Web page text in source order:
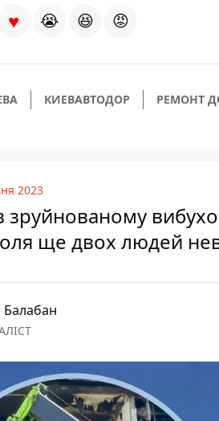
♥ 😭 😆 😡
КИЕВАВТОДОР РЕМОНТ
2023
зруйнованому
ще двох людей
Балабан